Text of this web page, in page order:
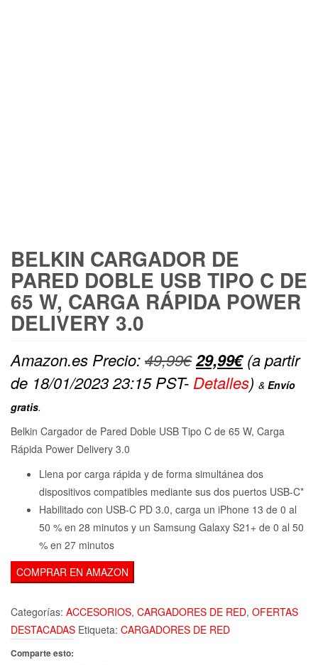
BELKIN CARGADOR DE
PARED DOBLE USB TIPO C DE
65 W, CARGA RÁPIDA POWER
DELIVERY 3.0
Amazon.es Precio:49,99€El
precio
era:
29,99€El
precio
es:
(a partir
de 18/01/2023 23:15 PST- Detalles) & Envío
gratis.
Belkin Cargador de Pared Doble USB Tipo C de 65 W, Carga
Rápida Power Delivery 3.0
Llena por carga rápida y de forma simultánea dos
dispositivos compatibles mediante sus dos puertos USB-C*
Habilitado con USB-C PD 3.0, carga un iPhone 13 de 0 al
50 % en 28 minutos y un Samsung Galaxy S21+ de 0 al 50
% en 27 minutos
COMPRAR EN AMAZON
Categorías: ACCESORIOS, CARGADORES DE RED, OFERTAS
DESTACADAS Etiqueta: CARGADORES DE RED
Comparte esto: